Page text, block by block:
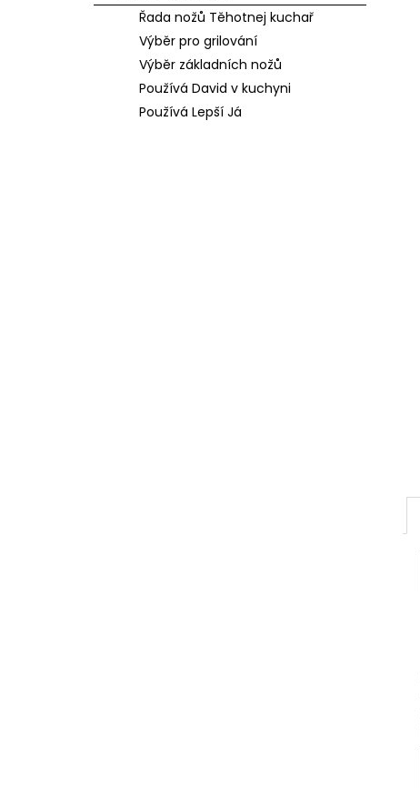
Řada nožů Těhotnej kuchař
Výběr pro grilování
Výběr základních nožů
Používá David v kuchyni
Používá Lepší Já